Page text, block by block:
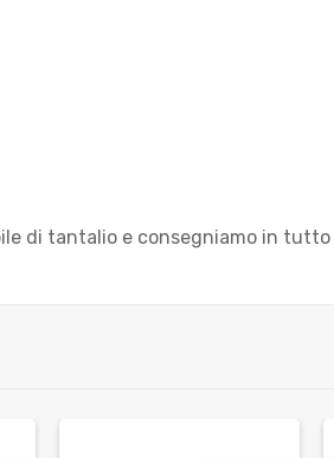
di tantalio e consegniamo in